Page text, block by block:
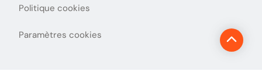
Politique cookies
Paramètres cookies